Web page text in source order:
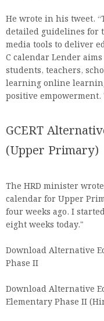
He wrote in his tweet.
detailed guidelines for
media tools to deliver
C calendar Lender
students, teachers,
learning online
positive empowerment.
GCERT
(Upper Primary)
The HRD minister
calendar for Upper
four weeks ago. I
eight weeks today."
Download Alternative
Phase II
Download Alternative
Elementary Phase II